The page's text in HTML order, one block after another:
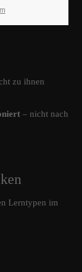
zu ihnen
– nicht nach
Lerntypen im